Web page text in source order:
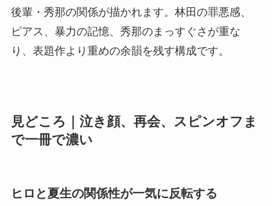
後輩・秀那の関係が描かれます。林田の罪悪感、
ピアス、暴力の記憶、秀那のまっすぐさが重な
り、表題作より重めの余韻を残す構成です。
見どころ｜泣き顔、再会、スピンオフま
で一冊で濃い
ヒロと夏生の関係性が一気に反転する